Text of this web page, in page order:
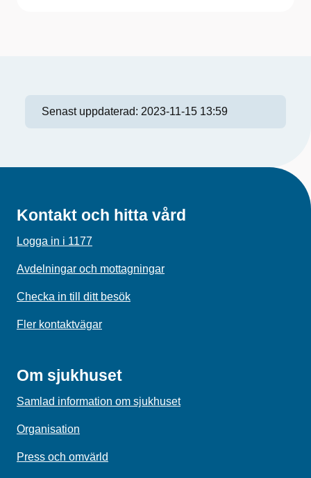
Senast uppdaterad: 2023-11-15 13:59
Kontakt och hitta vård
Logga in i 1177
Avdelningar och mottagningar
Checka in till ditt besök
Fler kontaktvägar
Om sjukhuset
Samlad information om sjukhuset
Organisation
Press och omvärld